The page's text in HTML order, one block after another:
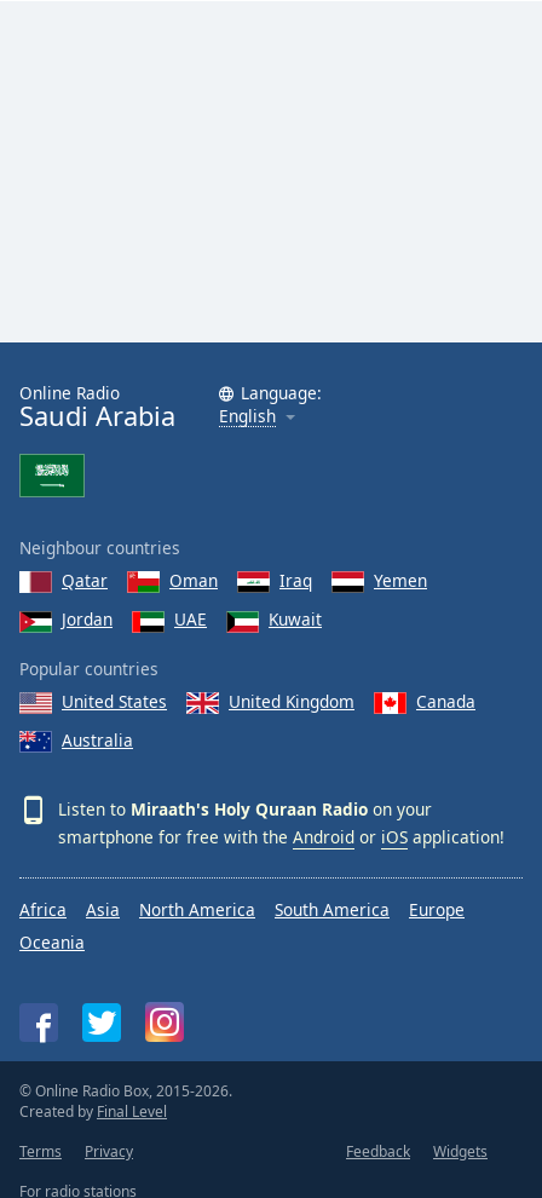
Online Radio
Saudi Arabia
Language:
English
Neighbour countries
Qatar
Oman Iraq
Yemen
Jordan
UAE Kuwait
Popular countries
United States
United Kingdom
Canada
Australia
Listen to Miraath's Holy Quraan Radio on your
smartphone for free with the Android or iOS application!
Africa Asia North America South America
Europe
Oceania
© Online Radio Box, 2015-2026.
Created by Final Level
Terms
Privacy Feedback
Widgets
For radio stations